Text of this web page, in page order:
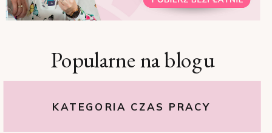
KATEGORIA CZAS PRACY
Popularne na blogu